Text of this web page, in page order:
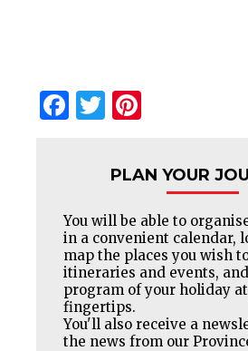
Facebook
Twitter
PLAN YOUR
You will be able to
in a convenient calendar,
map the places you wish
itineraries and events,
program of your holiday
fingertips.
You'll also receive a
the news from our